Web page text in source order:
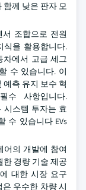
께 낮은 판자 모
조합으로 전원
식을 활용합니다.
차에서 고급 세그
수 있습니다. 이
측 유지 보수 혁
수 사항입니다.
시스템 투자는 효
수 있습니다 EVs
어의 개발에 참여
경량 기술 제공
대한 시장 요구
우수한 차량 시